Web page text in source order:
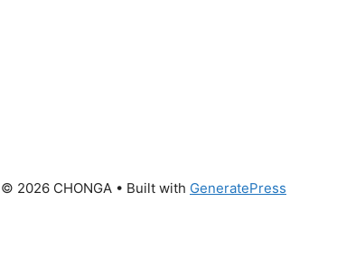
© 2026 CHONGA • Built with GeneratePress